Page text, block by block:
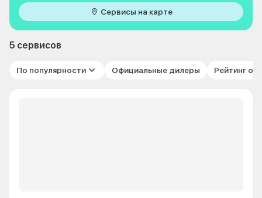
Сервисы на карте
5 сервисов
По популярности Официальные дилеры Рейтинг